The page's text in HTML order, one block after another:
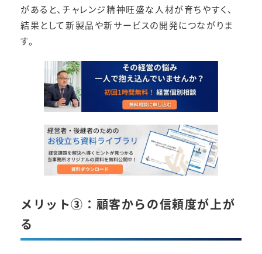
があると、チャレンジ精神旺盛な人材が育ちやすく、
結果として新製品や新サービスの開発につながりま
す。
メリット③：顧客からの信頼度が上が
る